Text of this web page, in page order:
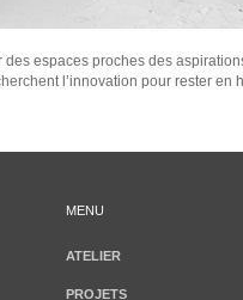
espaces proches des
l’innovation pour rester
MENU
ATELIER
PROJETS